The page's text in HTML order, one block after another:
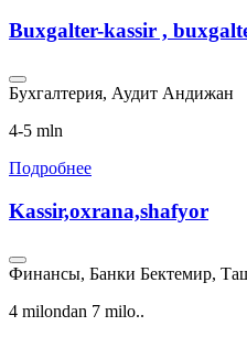
Buxgalter-kassir ,
Бухгалтерия, Аудит Андижан
4-5 mln
Подробнее
Kassir,oxrana,shafyor
Финансы, Банки Бектемир,
4 milondan 7 milo..